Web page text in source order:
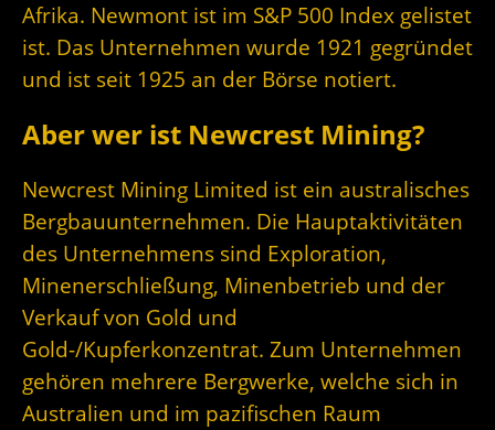
Afrika. Newmont ist im S&P 500 Index gelistet
ist. Das Unternehmen wurde 1921 gegründet
und ist seit 1925 an der Börse notiert.
Aber wer ist Newcrest Mining?
Newcrest Mining Limited ist ein australisches
Bergbauunternehmen. Die Hauptaktivitäten
des Unternehmens sind Exploration,
Minenerschließung, Minenbetrieb und der
Verkauf von Gold und
Gold-/Kupferkonzentrat. Zum Unternehmen
gehören mehrere Bergwerke, welche sich in
Australien und im pazifischen Raum